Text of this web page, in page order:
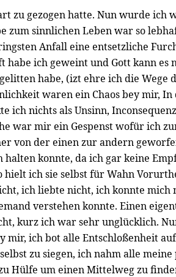
zu gezogen hatte. Nun wurde ich
zum sinnlichen Leben war so
Anfall eine entsetzliche
habe ich geweint und Gott kann
habe, (izt ehre ich die Wege
waren ein Chaos bey mir,
ich nichts als Unsinn,
war mir ein Gespenst wofür ich
von der einen zur andern
halten konnte, da ich gar keine
hielt ich sie selbst für Wahn
ich liebte nicht, ich konnte
verstehen konnte. Einen
kurz ich war sehr unglücklich.
mir, ich bot alle Entschloßenheit
zu siegen, ich nahm alle meine
Hülfe um einen Mittelweg zu